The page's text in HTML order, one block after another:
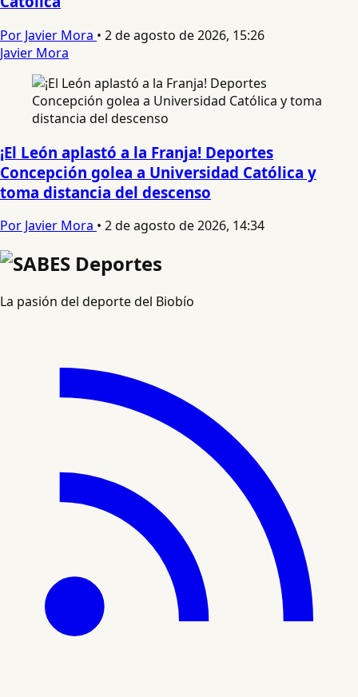
Por Javier Mora • 2 de agosto de 2026, 15:26
Javier Mora
¡El León aplastó a la Franja! Deportes
Concepción golea a Universidad Católica y
toma distancia del descenso
Por Javier Mora • 2 de agosto de 2026, 14:34
La pasión del deporte del Biobío